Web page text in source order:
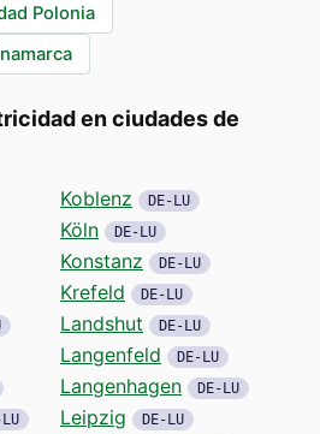
Polonia
en ciudades de
Koblenz DE-LU
Köln DE-LU
Konstanz DE-LU
Krefeld DE-LU
Landshut DE-LU
Langenfeld DE-LU
Langenhagen DE-LU
Leipzig DE-LU